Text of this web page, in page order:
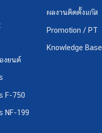
งยนต์
F-750
NF-199
ผลงานติดตั้งแก๊ส
Promotion / PT
Knowledge Base